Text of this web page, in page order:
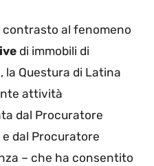
contrasto al fenomeno
di immobili di
la Questura di Latina
attività
dal Procuratore
e dal Procuratore
– che ha consentito